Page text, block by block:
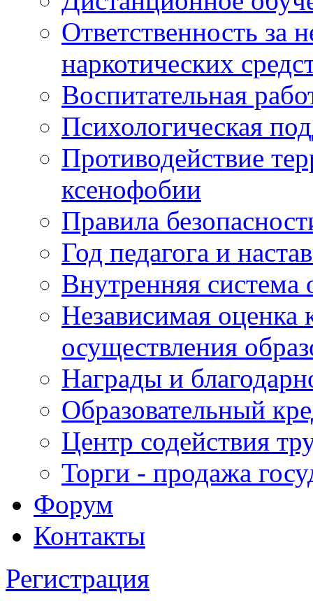
Ответственность за
наркотических
Воспитательная
Психологическая
Противодействие
ксенофобии
Правила
Год педагога и
Внутренняя система
Независимая оценка
осуществления
Награды и
Образовательный
Центр содействия
Торги - продажа
Форум
Контакты
Регистрация